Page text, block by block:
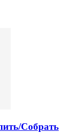
Собрать